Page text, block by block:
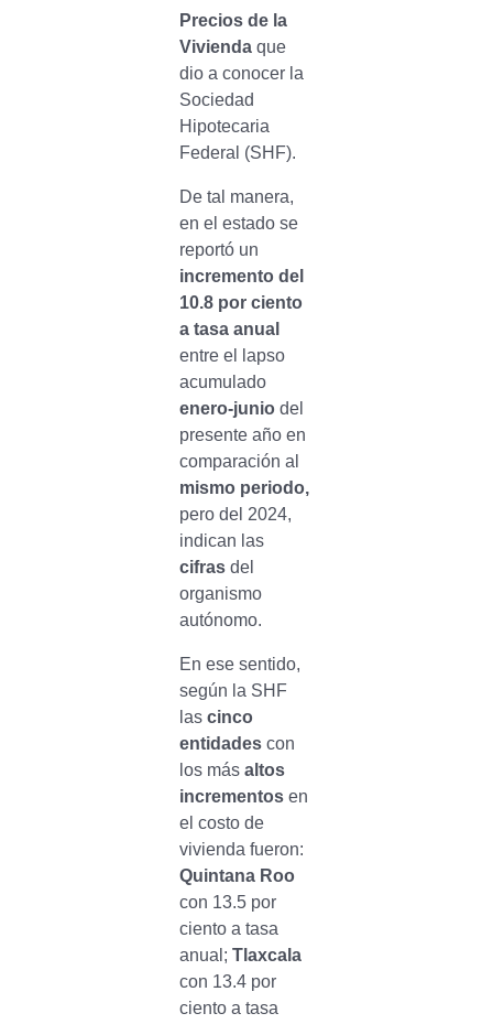
Precios de la
Viviendaque
dio a conocer la
Sociedad
Hipotecaria
Federal (SHF).
De tal manera,
en el estado se
reportó un
incremento del
10.8 por ciento
a tasa anual
entre el lapso
acumulado
enero-juniodel
presente año en
comparación al
mismo periodo,
pero del 2024,
indican las
cifrasdel
organismo
autónomo.
En ese sentido,
según la SHF
las cinco
entidadescon
los más altos
incrementos en
el costo de
vivienda fueron:
Quintana Roo
con 13.5 por
ciento a tasa
anual; Tlaxcala
con 13.4 por
ciento a tasa